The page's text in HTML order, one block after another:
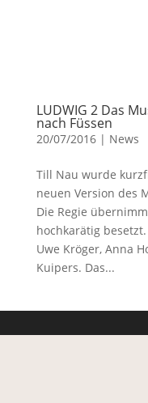
LUDWIG 2 Das
nach Füssen
20/07/2016| News
Till Nau wurde
neuen Version des
Die Regie
hochkarätig
Uwe Kröger, Anna
Kuipers. Das...